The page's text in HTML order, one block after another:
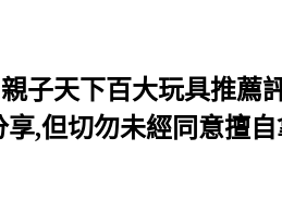
子天下百大玩具推薦
,但切勿未經同意擅